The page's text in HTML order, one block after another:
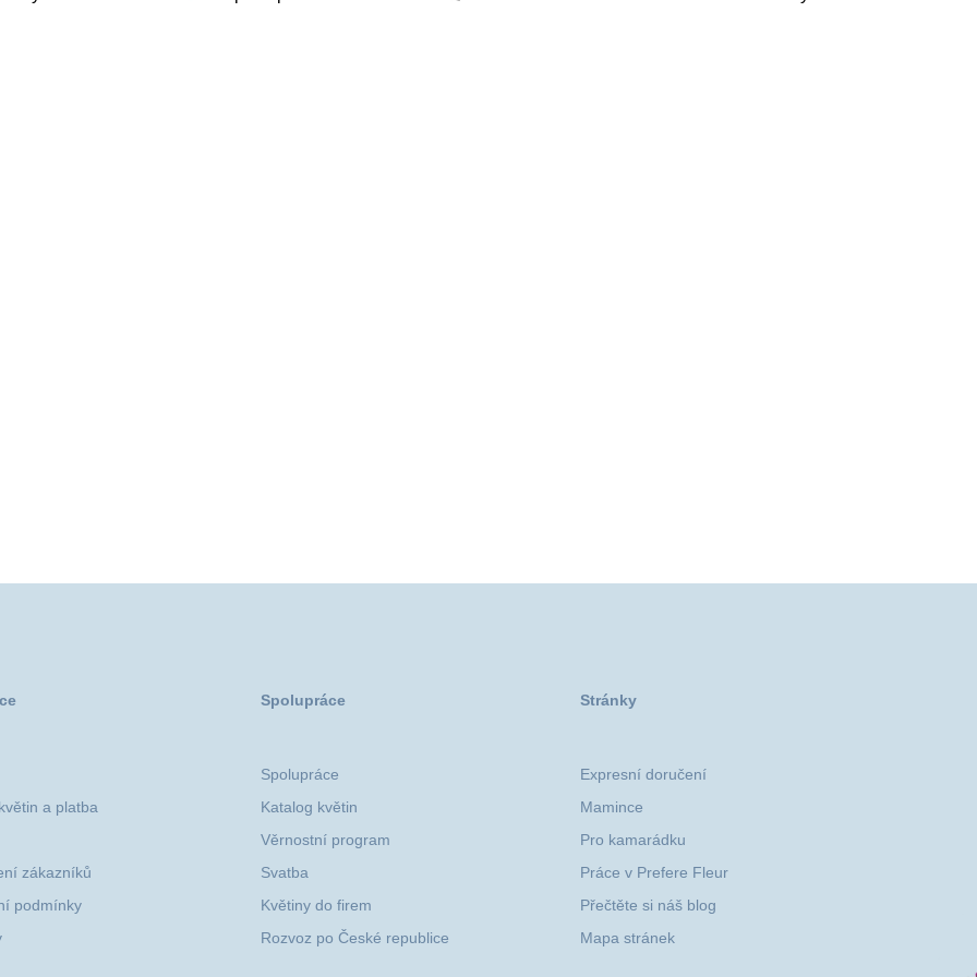
a platba
zákazníků
podmínky
Spolupráce
Spolupráce
Katalog květin
Věrnostní program
Svatba
Květiny do firem
Rozvoz po České republice
Stránky
Expresní doručení
Mamince
Pro kamarádku
Práce v Prefere Fleur
Přečtěte si náš blog
Mapa stránek